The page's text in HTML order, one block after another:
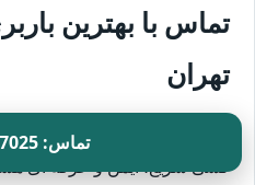
تماس با بهترین
تهران
بهترین باربری در
کشی سریع، ایمن و حرفه ای
تماس: 09126437025